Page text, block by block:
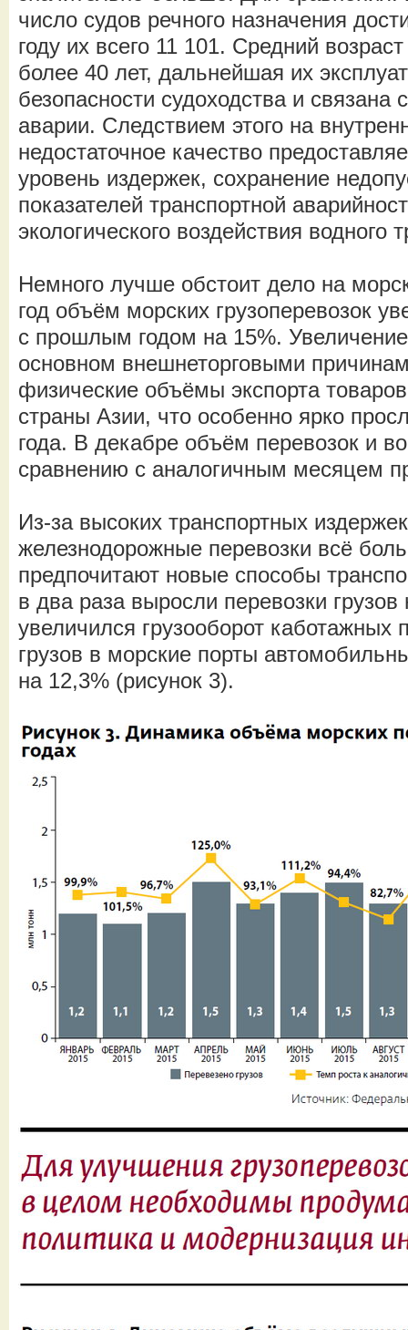
число судов речного назначения
году их всего 11 101. Средний
более 40 лет, дальнейшая их
безопасности судоходства и
аварии. Следствием этого на
недостаточное качество
уровень издержек, сохранение
показателей транспортной
экологического воздействия водного
Немного лучше обстоит дело на
год объём морских грузоперевозок
с прошлым годом на 15%.
основном внешнеторговыми
физические объёмы экспорта
страны Азии, что особенно ярко
года. В декабре объём перевозок и
сравнению с аналогичным месяцем
Из-за высоких транспортных
железнодорожные перевозки всё
предпочитают новые способы
в два раза выросли перевозки
увеличился грузооборот каботажных
грузов в морские порты
на 12,3% (рисунок 3).